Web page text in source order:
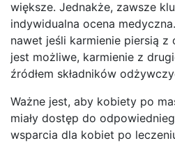
większe. Jednakże, zawsze
indywidualna ocena
nawet jeśli karmienie piersią z
jest możliwe, karmienie z
źródłem składników
Ważne jest, aby kobiety po
miały dostęp do
wsparcia dla kobiet po